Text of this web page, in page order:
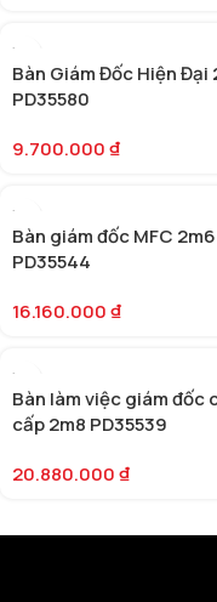
Bàn Giám Đốc Hiện Đại
PD35580
9.700.000₫
Bàn giám đốc MFC 2m6
PD35544
16.160.000₫
Bàn làm việc giám đốc
cấp 2m8 PD35539
20.880.000₫